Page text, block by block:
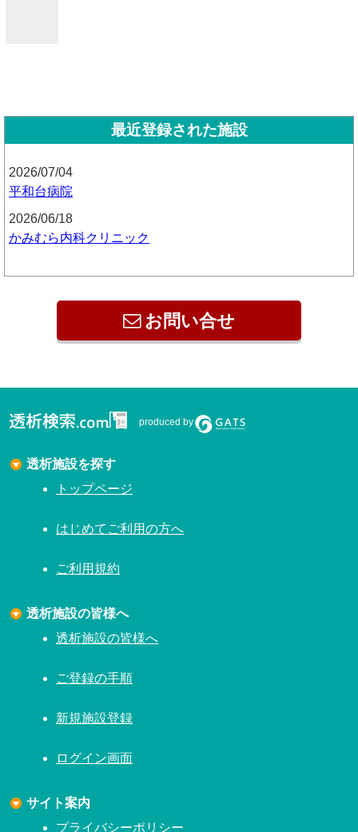
最近登録された施設
2026/07/04
平和台病院
2026/06/18
かみむら内科クリニック
お問い合せ
produced by
透析施設を探す
トップページ
はじめてご利用の方へ
ご利用規約
透析施設の皆様へ
透析施設の皆様へ
ご登録の手順
新規施設登録
ログイン画面
サイト案内
プライバシーポリシー